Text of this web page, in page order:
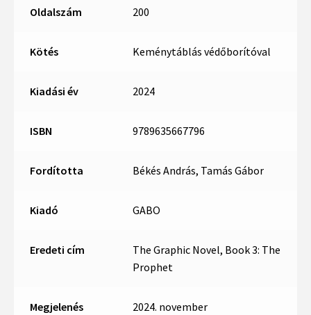
Oldalszám 200
Kötés Keménytáblás védőborítóval
Kiadási év 2024
ISBN 9789635667796
Fordította Békés András, Tamás Gábor
Kiadó GABO
Eredeti cím
The Graphic Novel, Book 3: The
Prophet
Megjelenés
2024. november